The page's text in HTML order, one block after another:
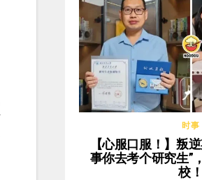
时事
【心服口服！】叛
事你去考个研究生”
校！